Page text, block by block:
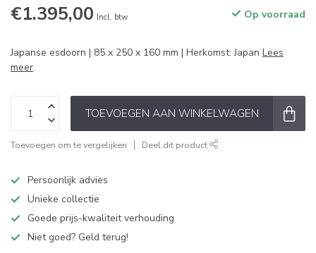
€1.395,00 Incl. btw Op voorraad
Japanse esdoorn | 85 x 250 x 160 mm | Herkomst: Japan Lees
meer.
TOEVOEGEN AAN WINKELWAGEN
Toevoegen om te vergelijken Deel dit product
Persoonlijk advies
Unieke collectie
Goede prijs-kwaliteit verhouding
Niet goed? Geld terug!